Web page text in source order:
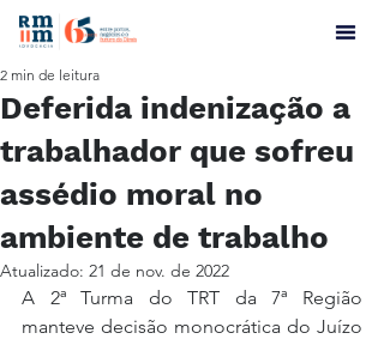
Deferida indenização a
trabalhador que sofreu
assédio moral no
ambiente de trabalho
2 min de leitura
Atualizado: 21 de nov. de 2022
A 2ª Turma do TRT da 7ª Região
manteve decisão monocrática do Juízo